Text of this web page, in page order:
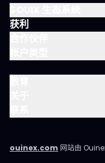
获利
ouinex.com 网站由